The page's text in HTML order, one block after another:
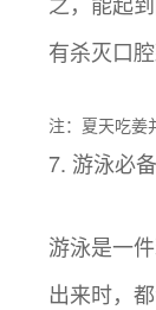
有杀灭口
注：夏天吃姜
7. 游泳必备
游泳是一
出来时，